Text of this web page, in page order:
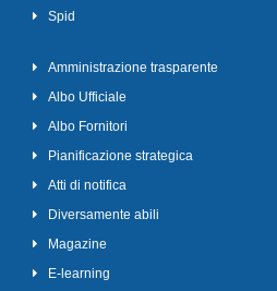
Spid
Amministrazione trasparente
Albo Ufficiale
Albo Fornitori
Pianificazione strategica
Atti di notifica
Diversamente abili
Magazine
E-learning